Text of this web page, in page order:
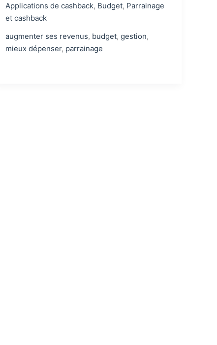
utiliser
le
cashback
pour
Applications de cashback, Budget, Parrainage
et cashback
augmenter ses revenus, budget,gestion,
mieux dépenser, parrainage